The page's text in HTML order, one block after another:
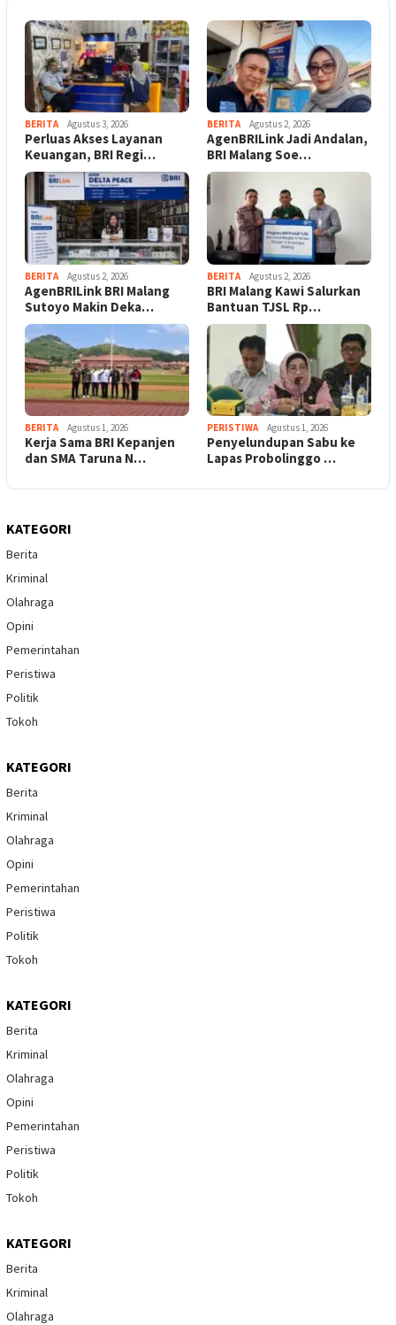
BERITA Agustus 3, 2026
Perluas Akses Layanan
Keuangan, BRI Regi…
BERITA Agustus 2, 2026
AgenBRILink Jadi Andalan,
BRI Malang Soe…
BERITA Agustus 2, 2026
AgenBRILink BRI Malang
Sutoyo Makin Deka…
BERITA Agustus 2, 2026
BRI Malang Kawi Salurkan
Bantuan TJSL Rp…
BERITA Agustus 1, 2026
Kerja Sama BRI Kepanjen
dan SMA Taruna N…
PERISTIWA Agustus 1, 2026
Penyelundupan Sabu ke
Lapas Probolinggo …
KATEGORI
Berita
Kriminal
Olahraga
Opini
Pemerintahan
Peristiwa
Politik
Tokoh
KATEGORI
Berita
Kriminal
Olahraga
Opini
Pemerintahan
Peristiwa
Politik
Tokoh
KATEGORI
Berita
Kriminal
Olahraga
Opini
Pemerintahan
Peristiwa
Politik
Tokoh
KATEGORI
Berita
Kriminal
Olahraga